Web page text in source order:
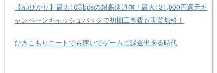
【auひかり】最大10Gbpsの超高速通信！最大131,000円還元キ
ャンペーンキャッシュバックで初期工事費も実質無料！
ひきこもりニートでも稼いでゲームに課金出来る時代